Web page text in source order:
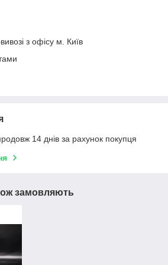
з офісу м. Київ
14 днів за рахунок покупця
замовляють